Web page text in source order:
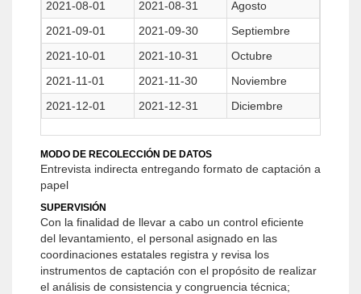
2021-08-01 2021-08-31
Agosto
2021-09-01
2021-09-30
Septiembre
2021-10-01
2021-10-31
Octubre
2021-11-01
2021-11-30
Noviembre
2021-12-01
2021-12-31 Diciembre
MODO DE RECOLECCIÓN DE DATOS
Entrevista indirecta entregando formato de captación a
papel
SUPERVISIÓN
Con la finalidad de llevar a cabo un control eficiente
del levantamiento, el personal asignado en las
coordinaciones estatales registra y revisa los
instrumentos de captación con el propósito de realizar
el análisis de consistencia y congruencia técnica;